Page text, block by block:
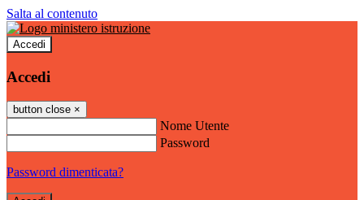
Salta al contenuto
Accedi
Accedi
button close ×
Nome Utente
Password
Password dimenticata?